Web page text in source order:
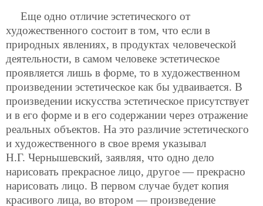
Еще одно отличие эстетического от
художественного состоит в том, что если в
природных явлениях, в продуктах человеческой
деятельности, в самом человеке эстетическое
проявляется лишь в форме, то в художественном
произведении эстетическое как бы удваивается. В
произведении искусства эстетическое присутствует
и в его форме и в его содержании через отражение
реальных объектов. На это различие эстетического
и художественного в свое время указывал
Н.Г. Чернышевский, заявляя, что одно дело
нарисовать прекрасное лицо, другое — прекрасно
нарисовать лицо. В первом случае будет копия
красивого лица, во втором — произведение